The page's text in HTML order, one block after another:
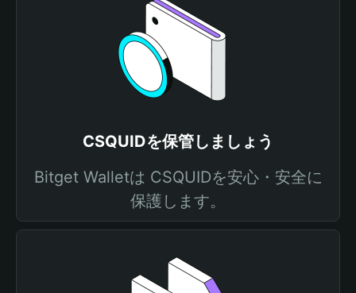
CSQUIDを保管しましょう
Bitget Walletは CSQUIDを安心・安全に
保護します。